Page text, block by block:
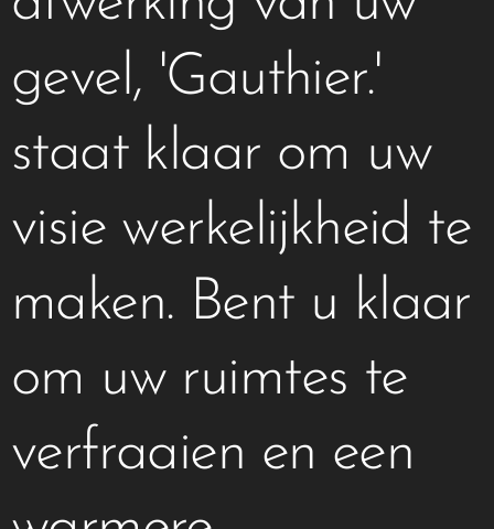
gevel, 'Gauthier.'
staat klaar om uw
visie werkelijkheid te
maken. Bent u klaar
om uw ruimtes te
verfraaien en een